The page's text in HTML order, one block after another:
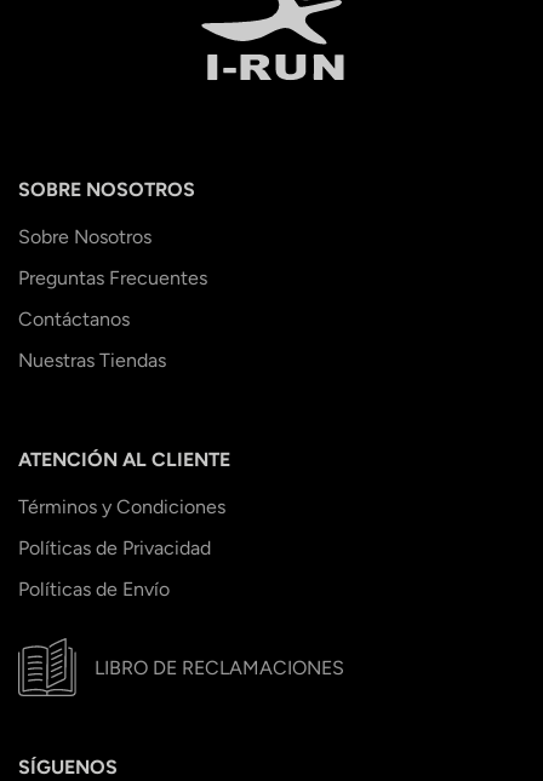
SOBRE NOSOTROS
Sobre Nosotros
Preguntas Frecuentes
Contáctanos
Nuestras Tiendas
ATENCIÓN AL CLIENTE
Términos y Condiciones
Políticas de Privacidad
Políticas de Envío
LIBRO DE RECLAMACIONES
SÍGUENOS